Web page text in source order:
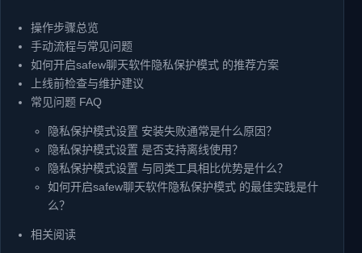
操作步骤总览
手动流程与常见问题
如何开启safew聊天软件隐私保护模式 的推荐方案
上线前检查与维护建议
常见问题 FAQ
隐私保护模式设置 安装失败通常是什么原因？
隐私保护模式设置 是否支持离线使用？
隐私保护模式设置 与同类工具相比优势是什么？
如何开启safew聊天软件隐私保护模式 的最佳实践是什
么？
相关阅读